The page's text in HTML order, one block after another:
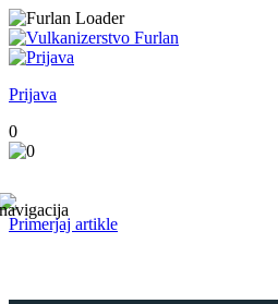
Prijava
0
Primerjaj artikle